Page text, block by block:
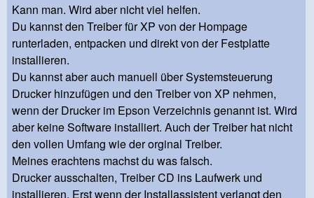
Kann man. Wird aber nicht viel helfen.
Du kannst den Treiber für XP von der Hompage
runterladen, entpacken und direkt von der Festplatte
installieren.
Du kannst aber auch manuell über Systemsteuerung
Drucker hinzufügen und den Treiber von XP nehmen,
wenn der Drucker im Epson Verzeichnis genannt ist. Wird
aber keine Software installiert. Auch der Treiber hat nicht
den vollen Umfang wie der orginal Treiber.
Meines erachtens machst du was falsch.
Drucker ausschalten, Treiber CD ins Laufwerk und
installieren. Erst wenn der Installassistent verlangt den